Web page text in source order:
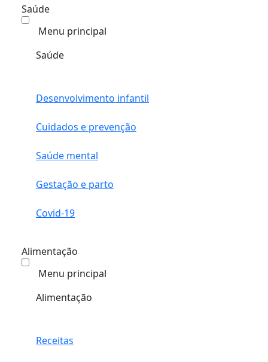
Saúde
Menu principal
Saúde
Desenvolvimento infantil
Cuidados e prevenção
Saúde mental
Gestação e parto
Covid-19
Alimentação
Menu principal
Alimentação
Receitas